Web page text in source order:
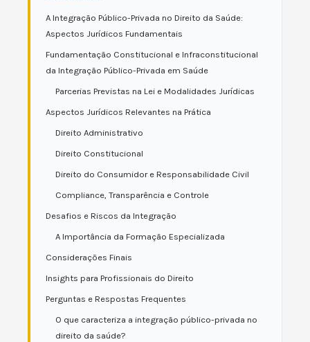
A Integração Público-Privada no Direito da Saúde:
Aspectos Jurídicos Fundamentais
Fundamentação Constitucional e Infraconstitucional
da Integração Público-Privada em Saúde
Parcerias Previstas na Lei e Modalidades Jurídicas
Aspectos Jurídicos Relevantes na Prática
Direito Administrativo
Direito Constitucional
Direito do Consumidor e Responsabilidade Civil
Compliance, Transparência e Controle
Desafios e Riscos da Integração
A Importância da Formação Especializada
Considerações Finais
Insights para Profissionais do Direito
Perguntas e Respostas Frequentes
O que caracteriza a integração público-privada no
direito da saúde?